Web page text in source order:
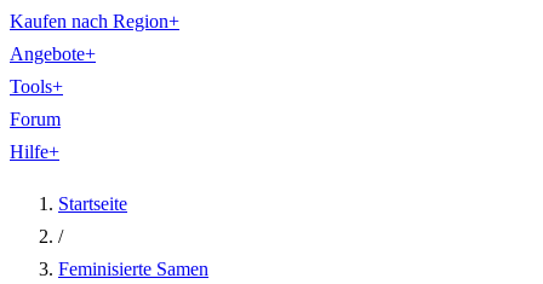
Kaufen nach Region+
Angebote+
Tools+
Forum
Hilfe+
Startseite
/
Feminisierte Samen